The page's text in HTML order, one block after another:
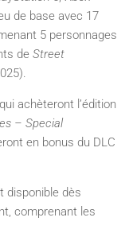
de base avec 17
5 personnages
de Street
achèteront l’édition
– Special
en bonus du DLC
disponible dès
comprenant les